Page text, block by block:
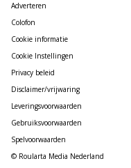
Adverteren
Colofon
Cookie informatie
Cookie Instellingen
Privacy beleid
Disclaimer/vrijwaring
Leveringsvoorwaarden
Gebruiksvoorwaarden
Spelvoorwaarden
© Roularta Media Nederland